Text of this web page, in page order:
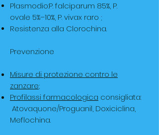
Plasmodio:P. falciparum 85%, P.
ovale 5%–10%, P. vivax raro ;
Resistenza alla Clorochina.
Prevenzione
Misure di protezione contro le
zanzare;
Profilassi farmacologica consigliata:
Atovaquone/Proguanil, Doxiciclina,
Meflochina.